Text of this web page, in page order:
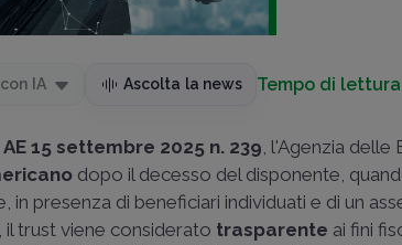
IA Ascolta la news Tempo di lettura
AE 15 settembre 2025 n. 239, l'Agenzia delle
dopo il decesso del disponente,
in presenza di beneficiari individuati e di un
il trust viene considerato trasparente ai fini